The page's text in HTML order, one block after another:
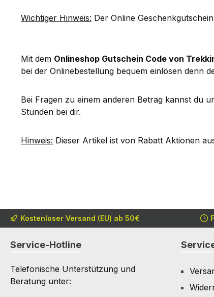
Wichtiger Hinweis: Der Online
Mit dem Onlineshop Gutschein Code von
bei der Onlinebestellung bequem einlösen denn
Bei Fragen zu einem anderen Betrag kannst du
Stunden bei dir.
Hinweis: Dieser Artikel ist von Rabatt Aktionen
Kostenloser Versand (EU) ab 50€
Service-Hotline
Telefonische Unterstützung und
Beratung unter: